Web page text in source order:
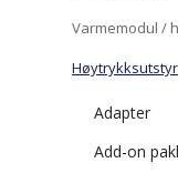
Varmemodul /
Høytrykksutstyr
Adapter
Add-on